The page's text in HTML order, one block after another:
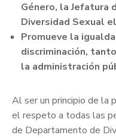
Género, la Jefatura
Diversidad Sexual
Promueve la
discriminación,
la administración
Al ser un principio de la
el respeto a todas las
de Departamento de